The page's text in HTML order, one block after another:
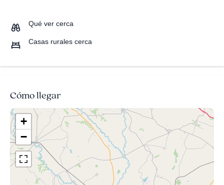
Qué ver cerca
Casas rurales cerca
Cómo llegar
+
−